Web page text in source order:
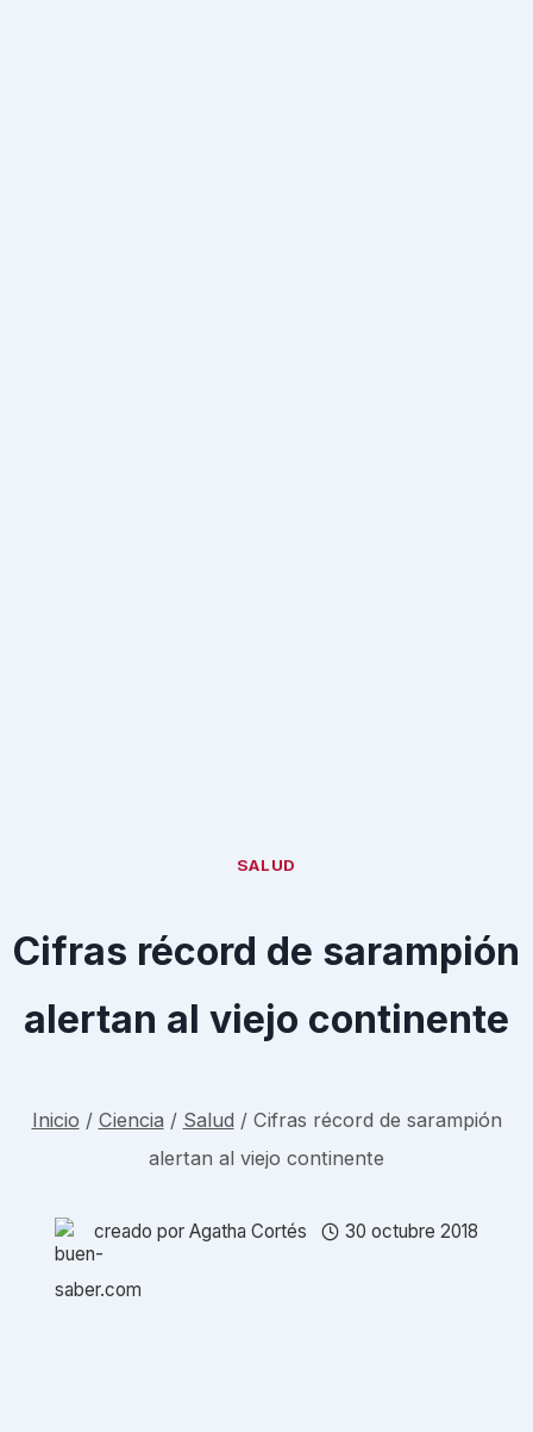
SALUD
Cifras récord de sarampión
alertan al viejo continente
Inicio / Ciencia / Salud / Cifras récord de sarampión
alertan al viejo continente
creado por Agatha Cortés 30 octubre 2018